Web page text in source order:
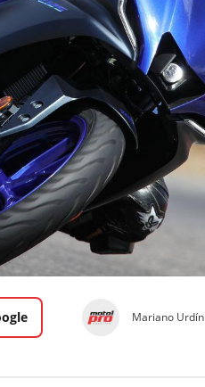
Mariano Urdín